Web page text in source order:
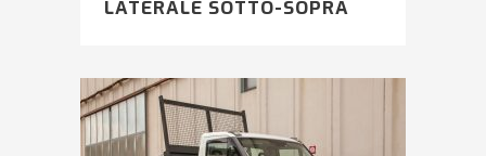
LATERALE SOTTO-SOPRA